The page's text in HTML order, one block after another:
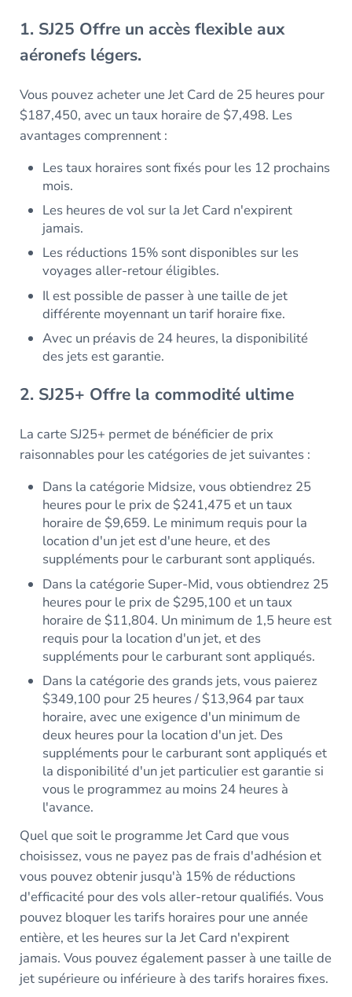
1. SJ25 Offre un accès flexible aux
aéronefs légers.
Vous pouvez acheter une Jet Card de 25 heures pour
$187,450, avec un taux horaire de $7,498. Les
avantages comprennent :
Les taux horaires sont fixés pour les 12 prochains
mois.
Les heures de vol sur la Jet Card n'expirent
jamais.
Les réductions 15% sont disponibles sur les
voyages aller-retour éligibles.
Il est possible de passer à une taille de jet
différente moyennant un tarif horaire fixe.
Avec un préavis de 24 heures, la disponibilité
des jets est garantie.
2. SJ25+ Offre la commodité ultime
La carte SJ25+ permet de bénéficier de prix
raisonnables pour les catégories de jet suivantes :
Dans la catégorie Midsize, vous obtiendrez 25
heures pour le prix de $241,475 et un taux
horaire de $9,659. Le minimum requis pour la
location d'un jet est d'une heure, et des
suppléments pour le carburant sont appliqués.
Dans la catégorie Super-Mid, vous obtiendrez 25
heures pour le prix de $295,100 et un taux
horaire de $11,804. Un minimum de 1,5 heure est
requis pour la location d'un jet, et des
suppléments pour le carburant sont appliqués.
Dans la catégorie des grands jets, vous paierez
$349,100 pour 25 heures / $13,964 par taux
horaire, avec une exigence d'un minimum de
deux heures pour la location d'un jet. Des
suppléments pour le carburant sont appliqués et
la disponibilité d'un jet particulier est garantie si
vous le programmez au moins 24 heures à
l'avance.
Quel que soit le programme Jet Card que vous
choisissez, vous ne payez pas de frais d'adhésion et
vous pouvez obtenir jusqu'à 15% de réductions
d'efficacité pour des vols aller-retour qualifiés. Vous
pouvez bloquer les tarifs horaires pour une année
entière, et les heures sur la Jet Card n'expirent
jamais. Vous pouvez également passer à une taille de
jet supérieure ou inférieure à des tarifs horaires fixes.